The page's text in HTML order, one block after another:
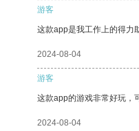
游客
这款app是我工作上的得力
2024-08-04
游客
这款app的游戏非常好玩，
2024-08-04